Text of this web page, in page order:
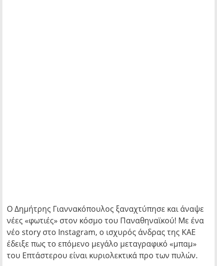
Ο Δημήτρης Γιαννακόπουλος ξαναχτύπησε και άναψε
νέες «φωτιές» στον κόσμο του Παναθηναϊκού! Με ένα
νέο story στο Instagram, ο ισχυρός άνδρας της ΚΑΕ
έδειξε πως το επόμενο μεγάλο μεταγραφικό «μπαμ»
του Επτάστερου είναι κυριολεκτικά προ των πυλών.